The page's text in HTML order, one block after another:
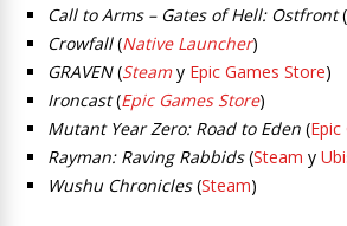
Call to Arms – Gates of Hell: Ostfront(
Crowfall(Native Launcher)
GRAVEN(Steamy Epic Games Store)
Ironcast(Epic Games Store)
Mutant Year Zero: Road to Eden (
Rayman: Raving Rabbids(Steam y
Wushu Chronicles(Steam)